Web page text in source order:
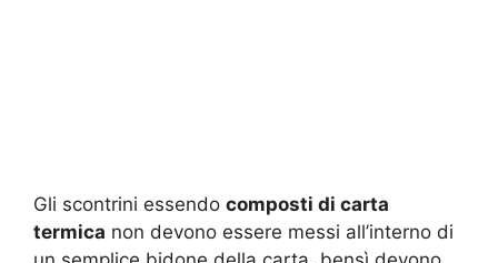
Gli scontrini essendo composti di carta
termica non devono essere messi all’interno di